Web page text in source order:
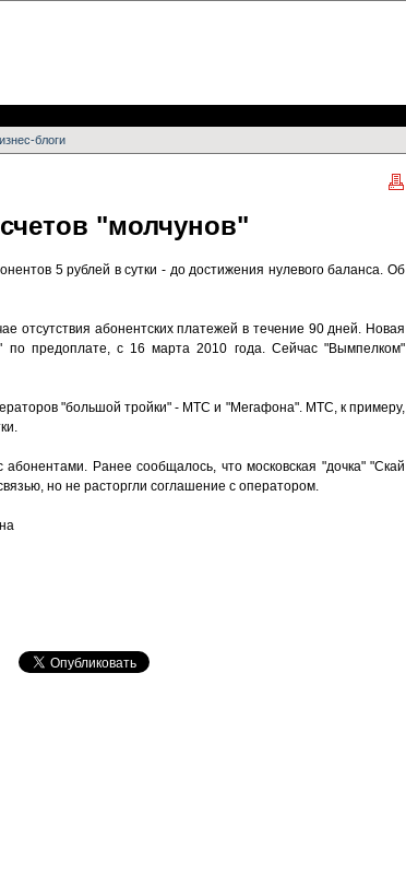
блоги
"молчунов"
5 рублей в сутки - до достижения нулевого баланса. Об
отсутствия абонентских платежей в течение 90 дней. Новая
по предоплате, с 16 марта 2010 года. Сейчас "Вымпелком"
"большой тройки" - МТС и "Мегафона". МТС, к примеру,
Ранее сообщалось, что московская "дочка" "Скай
но не расторгли соглашение с оператором.